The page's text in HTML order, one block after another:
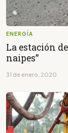
ENERGÍA
La estación
naipes”
31 de enero, 2020